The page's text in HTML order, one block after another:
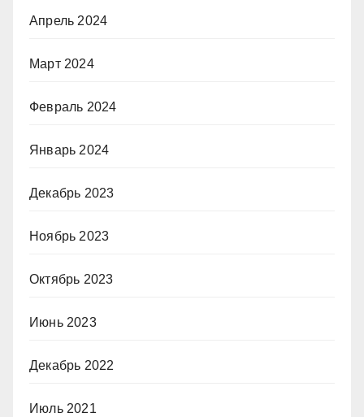
Апрель 2024
Март 2024
Февраль 2024
Январь 2024
Декабрь 2023
Ноябрь 2023
Октябрь 2023
Июнь 2023
Декабрь 2022
Июль 2021